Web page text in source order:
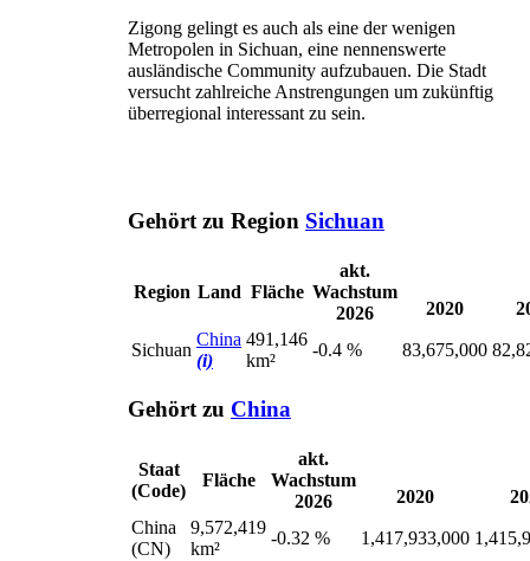
Zigong gelingt es auch als eine der wenigen
Metropolen in Sichuan, eine nennenswerte
ausländische Community aufzubauen. Die Stadt
versucht zahlreiche Anstrengungen um zukünftig
überregional interessant zu sein.
Gehört zu Region Sichuan
Region Land Fläche
akt.
Wachstum
2026
2020
Sichuan
China
(i)
491,146
km²
-0.4 % 83,675,000
Gehört zu China
Staat
(Code)
Fläche
akt.
Wachstum
2026
2020
China
(CN)
9,572,419
km²
-0.32 % 1,417,933,000